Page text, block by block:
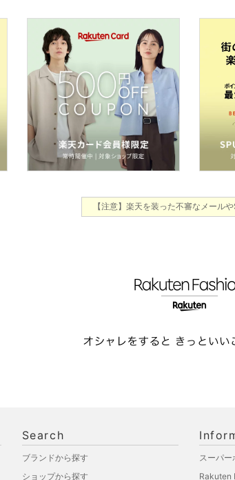
【注意】楽天を装った不審なメール
Search
ブランドから探す
ショップから探す
スーパー
Rakuten